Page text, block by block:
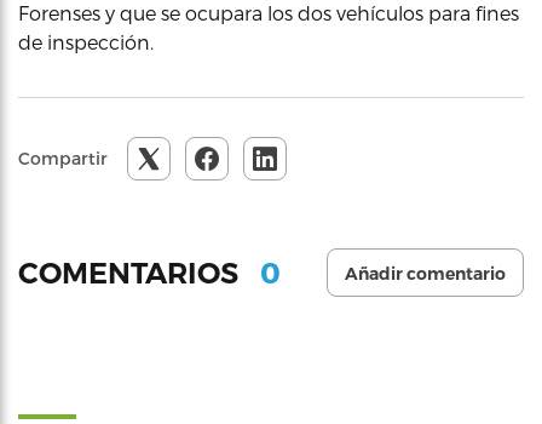
Forenses y que se ocupara los dos vehículos para fines
de inspección.
Compartir
COMENTARIOS 0 Añadir comentario